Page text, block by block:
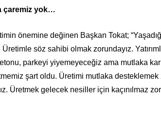
çaremiz yok…
önemine değinen Başkan Tokat;
söz sahibi olmak zorundayız.
parkeyi yiyemeyeceğiz ama mutlaka
şart oldu. Üretimi mutlaka
Üretmek gelecek nesiller için kaçınılmaz